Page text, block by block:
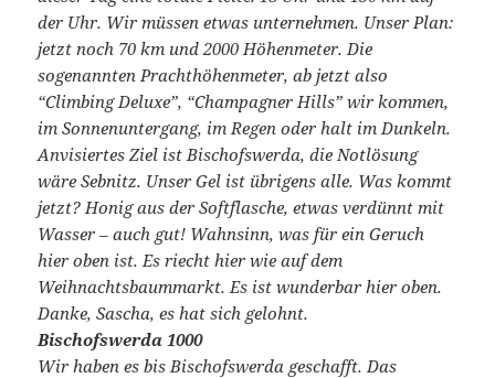
der Uhr. Wir müssen etwas unternehmen. Unser Plan:
jetzt noch 70 km und 2000 Höhenmeter. Die
sogenannten Prachthöhenmeter, ab jetzt also
“Climbing Deluxe”, “Champagner Hills” wir kommen,
im Sonnenuntergang, im Regen oder halt im Dunkeln.
Anvisiertes Ziel ist Bischofswerda, die Notlösung
wäre Sebnitz. Unser Gel ist übrigens alle. Was kommt
jetzt? Honig aus der Softflasche, etwas verdünnt mit
Wasser – auch gut! Wahnsinn, was für ein Geruch
hier oben ist. Es riecht hier wie auf dem
Weihnachtsbaummarkt. Es ist wunderbar hier oben.
Danke, Sascha, es hat sich gelohnt.
Bischofswerda 1000
Wir haben es bis Bischofswerda geschafft. Das